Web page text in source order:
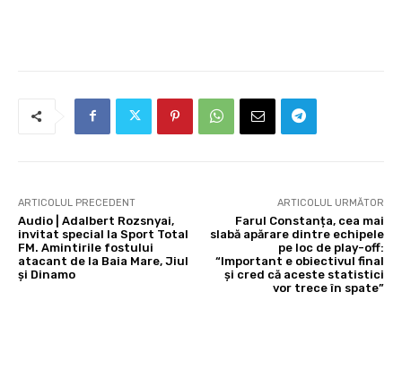
ARTICOLUL PRECEDENT
Audio | Adalbert Rozsnyai,
invitat special la Sport Total
FM. Amintirile fostului
atacant de la Baia Mare, Jiul
și Dinamo
ARTICOLUL URMĂTOR
Farul Constanța, cea mai
slabă apărare dintre echipele
pe loc de play-off:
“Important e obiectivul final
și cred că aceste statistici
vor trece în spate”